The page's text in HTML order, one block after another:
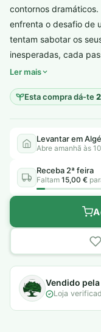
contornos
enfrenta o desafio de
tentam sabotar os
inesperadas, cada
Ler mais
Esta compra dá-te
Levantar em
Abre amanhã às
Receba 2ª feira
Faltam 15,00 €
Vendido pela
Loja